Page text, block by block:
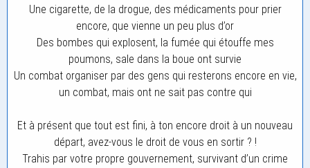
Une cigarette, de la drogue, des médicaments pour prier
encore, que vienne un peu plus d’or
Des bombes qui explosent, la fumée qui étouffe mes
poumons, sale dans la boue ont survie
Un combat organiser par des gens qui resterons encore en vie,
un combat, mais ont ne sait pas contre qui
Et à présent que tout est fini, à ton encore droit à un nouveau
départ, avez-vous le droit de vous en sortir ? !
Trahis par votre propre gouvernement, survivant d’un crime